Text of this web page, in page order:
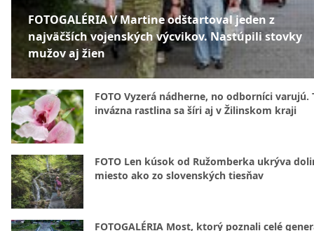
FOTOGALÉRIA V Martine odštartoval jeden z
najväčších vojenských výcvikov. Nastúpili stovky
mužov aj žien
FOTO Vyzerá nádherne, no odborníci varujú.
invázna rastlina sa šíri aj v Žilinskom kraji
FOTO Len kúsok od Ružomberka ukrýva
miesto ako zo slovenských tiesňav
FOTOGALÉRIA Most, ktorý poznali celé